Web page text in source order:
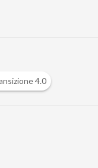
4.0